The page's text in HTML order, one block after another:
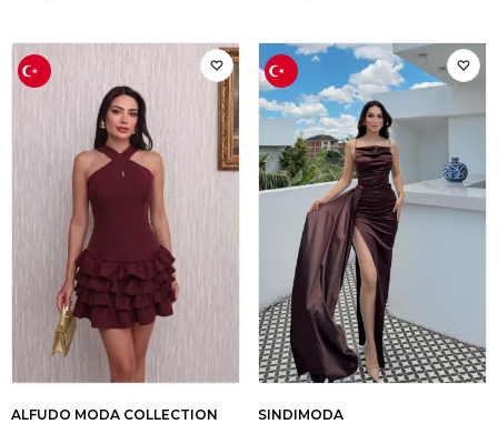
ALFUDO MODA COLLECTION SINDIMODA